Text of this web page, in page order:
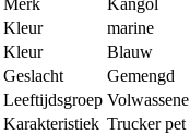
Merk
Kangol
Kleur
marine
Kleur
Blauw
Geslacht
Gemengd
Leeftijdsgroep Volwassene
Karakteristiek Trucker pet